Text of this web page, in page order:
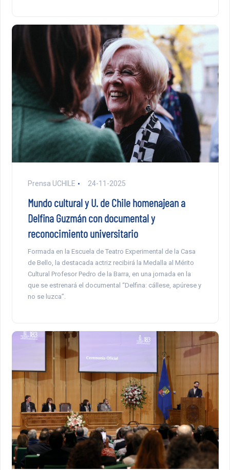
Prensa UCHILE 24-11-2025
Mundo cultural y U. de Chile homenajean a
Delfina Guzmán con documental y
reconocimiento universitario
Formada en la Escuela de Teatro Experimental de la Casa
de Bello, la destacada actriz recibirá la Medalla al Mérito
Cultural Profesor Pedro de la Barra, en una jornada en la
que se estrenará el documental “Delfina: cállese, apúrese y
no se luzca”.